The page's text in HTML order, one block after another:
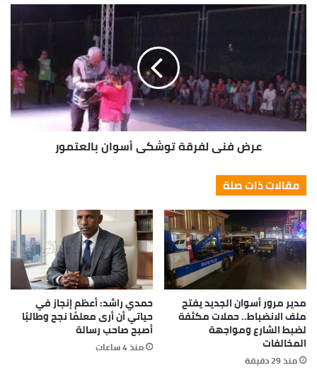
عرض فنى لفرقة توشكى أسوان بالعتمور
مقالات ذات صلة
مدير مرور أسوان الجديد يفتح
ملف الانضباط.. حملات مكثفة
لضبط الشارع ومواجهة
المخالفات
منذ 29 دقيقة
حمدي راشد: أعظم إنجاز في
حياتي أن أرى معلمًا نجح وطالبًا
أصبح صاحب رسالة
منذ 4 ساعات